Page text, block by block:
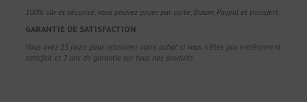
100% sûr et sécurisé, vous pouvez payer par carte, Bizum, Paypal et transfert.
GARANTIE DE SATISFACTION
Vous avez 15 jours pour retourner votre achat si vous n'êtes pas entièrement
satisfait et 2 ans de garantie sur tous nos produits.